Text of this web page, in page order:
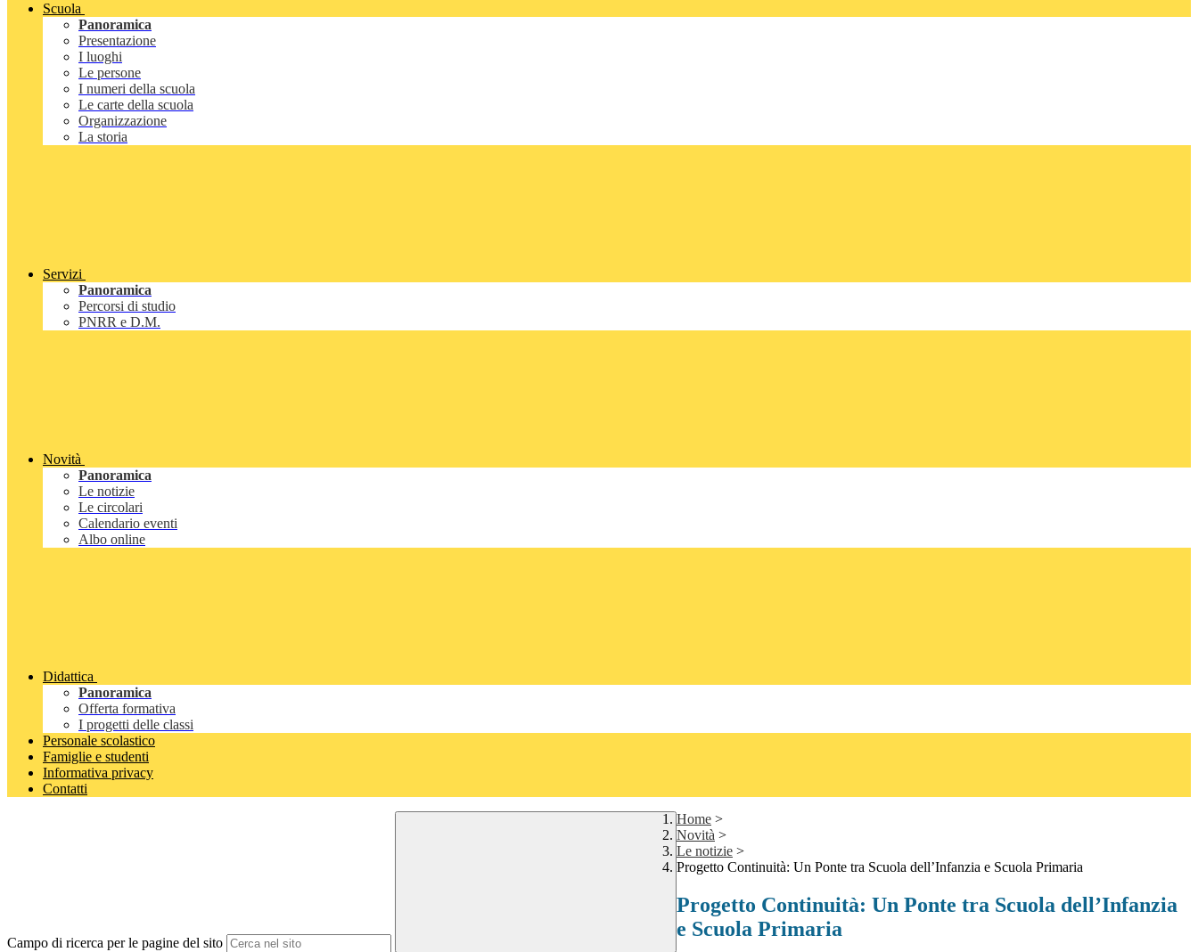
Scuola
Panoramica
Presentazione
I luoghi
Le persone
I numeri della scuola
Le carte della scuola
Organizzazione
La storia
Servizi
Panoramica
Percorsi di studio
PNRR e D.M.
Novità
Panoramica
Le notizie
Le circolari
Calendario eventi
Albo online
Didattica
Panoramica
Offerta formativa
I progetti delle classi
Personale scolastico
Famiglie e studenti
Informativa privacy
Contatti
Campo di ricerca per le pagine del sito
Home >
Novità >
Le notizie >
Progetto Continuità: Un Ponte tra Scuola dell’Infanzia e Scuola Primaria
Progetto Continuità: Un Ponte tra Scuola dell’Infanzia
e Scuola Primaria